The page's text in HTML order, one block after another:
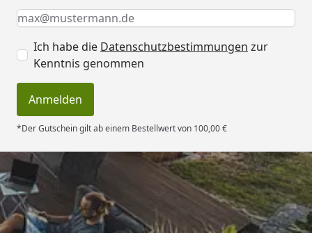
Keine Eingabe erforderlich
Eingabe erforderlich
E-Mail *
Ich habe die Datenschutzbestimmungen zur
Kenntnis genommen
Anmelden
*Der Gutschein gilt ab einem Bestellwert von 100,00 €
Trusted Shops